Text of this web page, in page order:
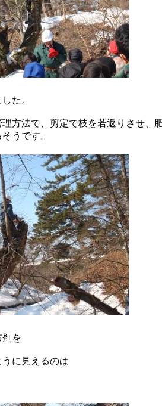
た。
方法で、剪定で枝を若返りさせ、
うです。
を
に見えるのは